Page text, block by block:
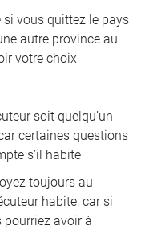
si vous quittez le pays
autre province au
votre choix
soit quelqu’un
certaines questions
s’il habite
toujours au
habite, car si
pourriez avoir à